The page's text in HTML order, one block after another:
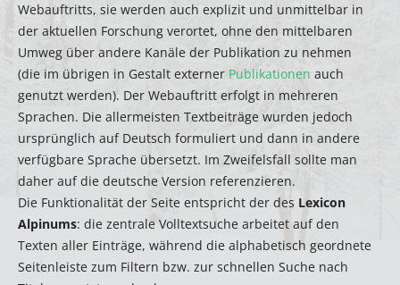
Webauftritts, sie werden auch explizit und unmittelbar in
der aktuellen Forschung verortet, ohne den mittelbaren
Umweg über andere Kanäle der Publikation zu nehmen
(die im übrigen in Gestalt externer Publikationen auch
genutzt werden). Der Webauftritt erfolgt in mehreren
Sprachen. Die allermeisten Textbeiträge wurden jedoch
ursprünglich auf Deutsch formuliert und dann in andere
verfügbare Sprache übersetzt. Im Zweifelsfall sollte man
daher auf die deutsche Version referenzieren.
Die Funktionalität der Seite entspricht der des Lexicon
Alpinums: die zentrale Volltextsuche arbeitet auf den
Texten aller Einträge, während die alphabetisch geordnete
Seitenleiste zum Filtern bzw. zur schnellen Suche nach